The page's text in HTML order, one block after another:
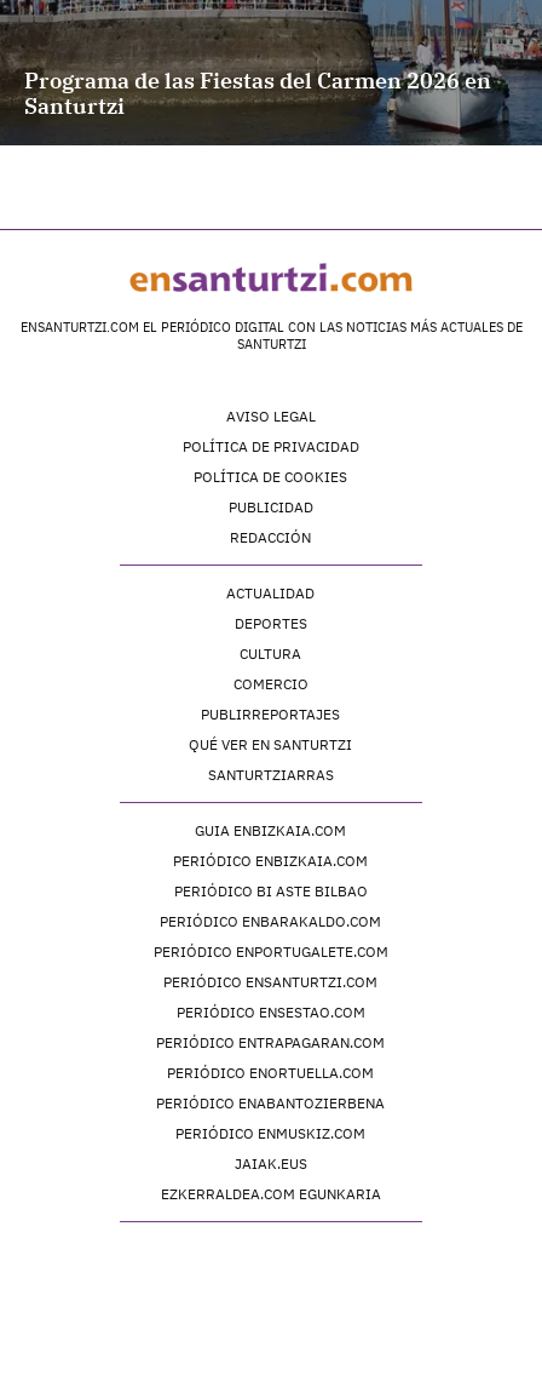
Programa de las Fiestas del Carmen 2026 en
Santurtzi
ENSANTURTZI.COM EL PERIÓDICO DIGITAL CON LAS NOTICIAS MÁS ACTUALES DE
SANTURTZI
AVISO LEGAL
POLÍTICA DE PRIVACIDAD
POLÍTICA DE COOKIES
PUBLICIDAD
REDACCIÓN
ACTUALIDAD
DEPORTES
CULTURA
COMERCIO
PUBLIRREPORTAJES
QUÉ VER EN SANTURTZI
SANTURTZIARRAS
GUIA ENBIZKAIA.COM
PERIÓDICO ENBIZKAIA.COM
PERIÓDICO BI ASTE BILBAO
PERIÓDICO ENBARAKALDO.COM
PERIÓDICO ENPORTUGALETE.COM
PERIÓDICO ENSANTURTZI.COM
PERIÓDICO ENSESTAO.COM
PERIÓDICO ENTRAPAGARAN.COM
PERIÓDICO ENORTUELLA.COM
PERIÓDICO ENABANTOZIERBENA
PERIÓDICO ENMUSKIZ.COM
JAIAK.EUS
EZKERRALDEA.COM EGUNKARIA